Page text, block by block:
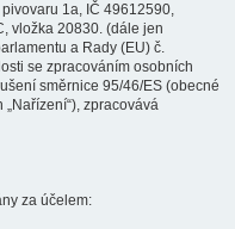
1a, IČ 49612590,
vložka 20830. (dále jen
a Rady (EU) č.
se zpracováním osobních
směrnice 95/46/ES (obecné
zpracovává
za účelem: